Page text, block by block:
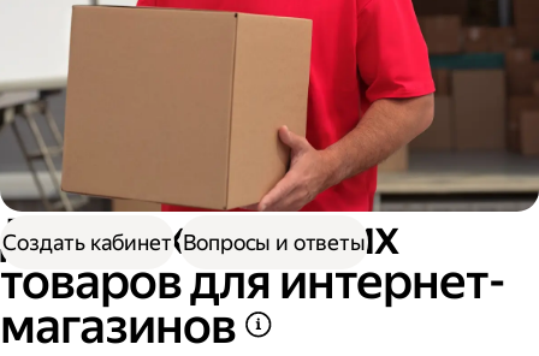
Доставка детских
товаров для интернет-
магазинов
Создать кабинет Вопросы и ответы